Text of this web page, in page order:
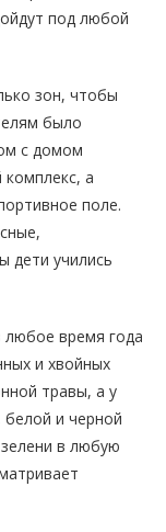
под любой
зон, чтобы
было
с домом
а
поле.
дети учились
время года
и хвойных
травы, а у
белой и черной
в любую